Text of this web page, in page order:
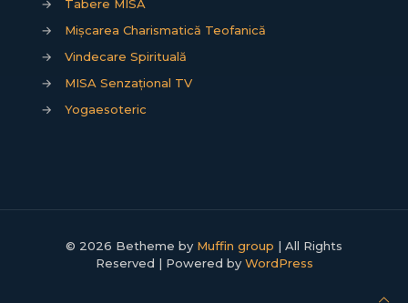
→
Tabere MISA
→
Mișcarea Charismatică Teofanică
→
Vindecare Spirituală
→
MISA Senzațional TV
→
Yogaesoteric
© 2026 Betheme by Muffin group | All Rights
Reserved | Powered by WordPress